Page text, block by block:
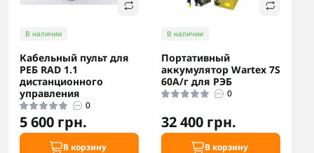
В наличии
Кабельный пульт для
РЕБ RAD 1.1
дистанционного
управления
0
5 600 грн.
В корзину
В наличии
Портативный
аккумулятор Wartex 7S
60А/г для РЭБ
0
32 400 грн.
В корзину